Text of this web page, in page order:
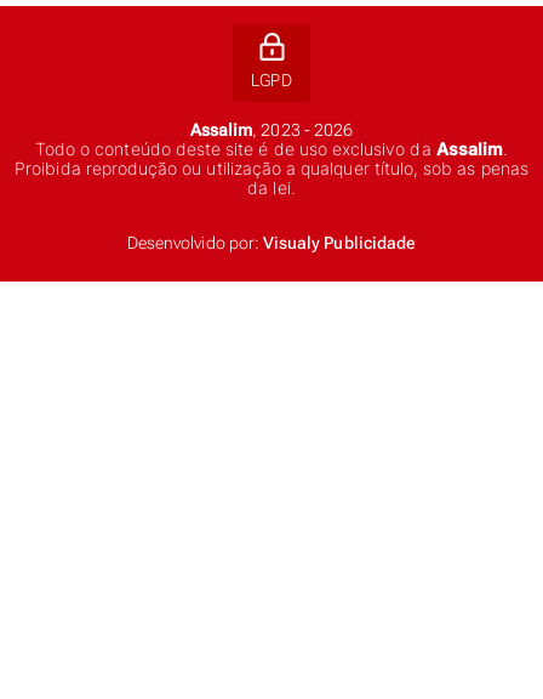
LGPD
Assalim, 2023 - 2026
Todo o conteúdo deste site é de uso exclusivo da Assalim
Proibida reprodução ou utilização a qualquer título, sob as penas
da lei.
Desenvolvido por: Visualy Publicidade